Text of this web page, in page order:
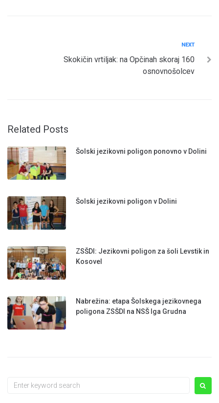
NEXT
Skokičin vrtiljak: na Opčinah skoraj 160
osnovnošolcev
Related Posts
Šolski jezikovni poligon ponovno v Dolini
Šolski jezikovni poligon v Dolini
ZSŠDI: Jezikovni poligon za šoli Levstik in
Kosovel
Nabrežina: etapa Šolskega jezikovnega
poligona ZSŠDI na NSŠ Iga Grudna
Search